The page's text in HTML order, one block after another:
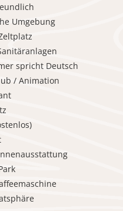
Umgebung
spricht Deutsch
/ Animation